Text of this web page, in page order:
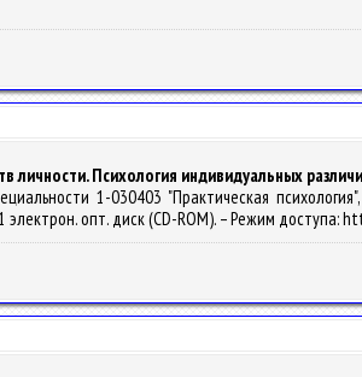
личности. Психология индивидуальных
1-030403 "Практическая
электрон. опт. диск (CD-ROM). – Режим